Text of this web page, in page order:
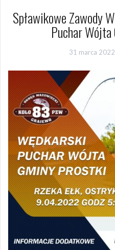
Spławikowe Zawody
Puchar
31 marca 2022